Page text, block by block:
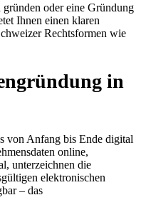
gründen oder eine Gründung
Ihnen einen klaren
Rechtsformen wie
in
von Anfang bis Ende digital
online,
unterzeichnen die
elektronischen
– das